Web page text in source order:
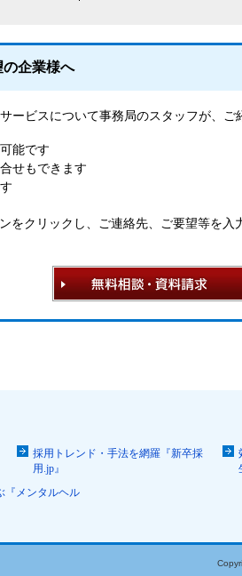
企業様へ
ービスについて事務局のスタッフが、
能です
せもできます
をクリックし、ご連絡先、ご要望等を
採用トレンド・手法を網羅『新卒採
用.jp』
『メンタルヘル